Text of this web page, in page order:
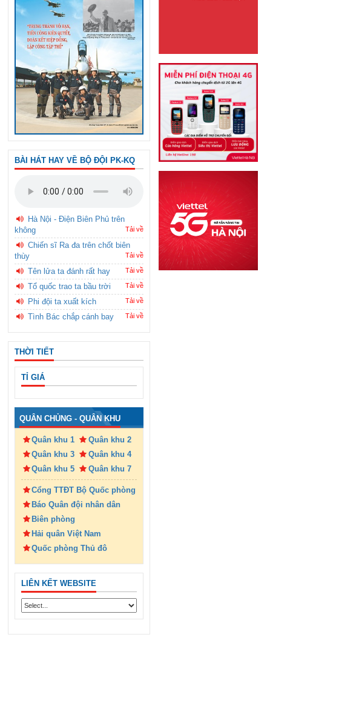
BÀI HÁT HAY VỀ BỘ ĐỘI PK-KQ
Hà Nội - Điện Biên Phủ trên
không
Tải về
Chiến sĩ Ra đa trên chốt biên
thùy
Tải về
Tên lửa ta đánh rất hay Tải về
Tổ quốc trao ta bầu trời Tải về
Phi đội ta xuất kích Tải về
Tình Bác chắp cánh bay Tải về
THỜI TIẾT
TỈ GIÁ
QUÂN CHỦNG - QUÂN KHU
Quân khu 1
Quân khu 2
Quân khu 3
Quân khu 4
Quân khu 5
Quân khu 7
Cổng TTĐT Bộ Quốc phòng
Báo Quân đội nhân dân
Biên phòng
Hải quân Việt Nam
Quốc phòng Thủ đô
LIÊN KẾT WEBSITE